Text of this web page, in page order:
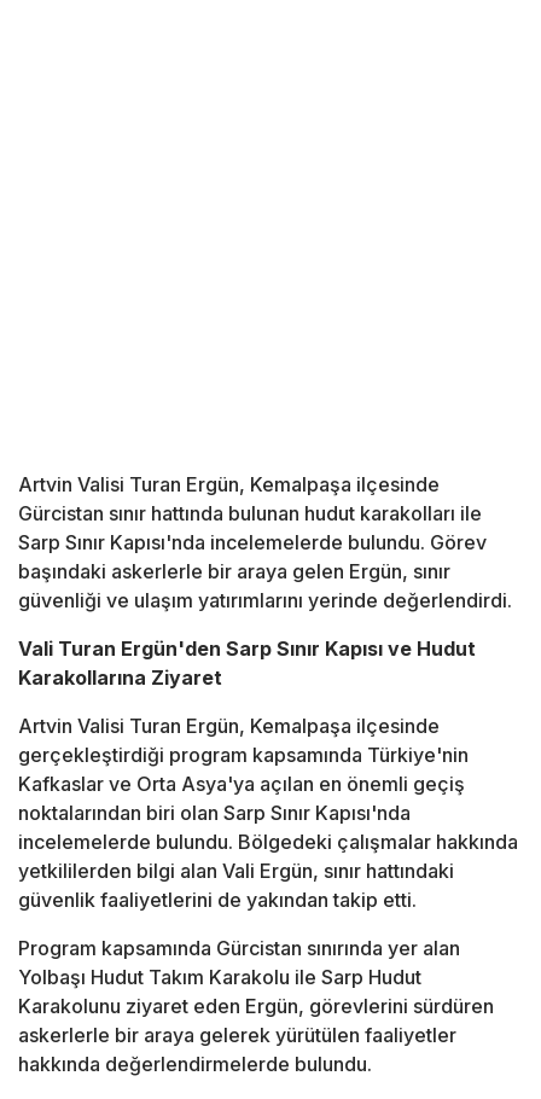
Artvin Valisi Turan Ergün, Kemalpaşa ilçesinde
Gürcistan sınır hattında bulunan hudut karakolları ile
Sarp Sınır Kapısı'nda incelemelerde bulundu. Görev
başındaki askerlerle bir araya gelen Ergün, sınır
güvenliği ve ulaşım yatırımlarını yerinde değerlendirdi.
Vali Turan Ergün'den Sarp Sınır Kapısı ve Hudut
Karakollarına Ziyaret
Artvin Valisi Turan Ergün, Kemalpaşa ilçesinde
gerçekleştirdiği program kapsamında Türkiye'nin
Kafkaslar ve Orta Asya'ya açılan en önemli geçiş
noktalarından biri olan Sarp Sınır Kapısı'nda
incelemelerde bulundu. Bölgedeki çalışmalar hakkında
yetkililerden bilgi alan Vali Ergün, sınır hattındaki
güvenlik faaliyetlerini de yakından takip etti.
Program kapsamında Gürcistan sınırında yer alan
Yolbaşı Hudut Takım Karakolu ile Sarp Hudut
Karakolunu ziyaret eden Ergün, görevlerini sürdüren
askerlerle bir araya gelerek yürütülen faaliyetler
hakkında değerlendirmelerde bulundu.